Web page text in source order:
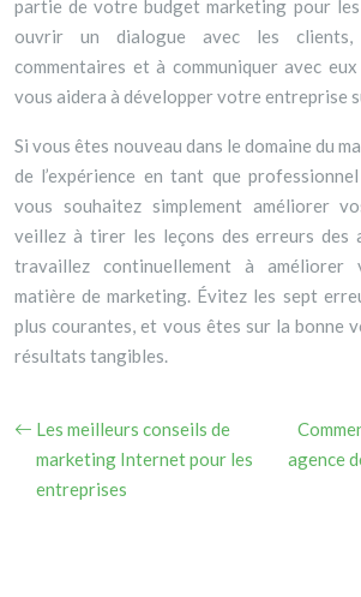
partie de votre budget marketing pour
ouvrir un dialogue avec les
commentaires et à communiquer avec
vous aidera à développer votre entreprise
Si vous êtes nouveau dans le domaine du
de l’expérience en tant que
vous souhaitez simplement améliorer
veillez à tirer les leçons des erreurs des
travaillez continuellement à
matière de marketing. Évitez les sept
plus courantes, et vous êtes sur la bonne
résultats tangibles.
Les meilleurs conseils de
marketing Internet pour les
entreprises
agence